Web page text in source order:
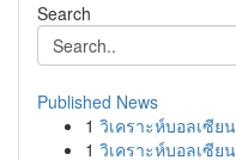
Search
Published News
1 วิเคราะห์บอลเซีย
1 วิเคราะห์บอลเซีย